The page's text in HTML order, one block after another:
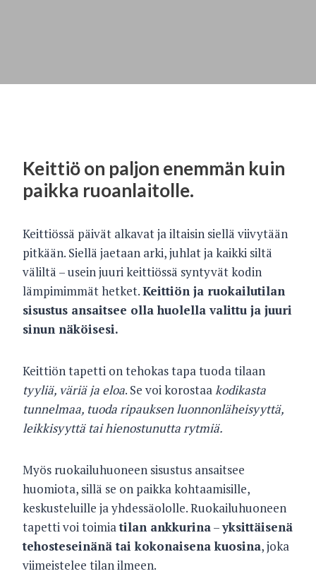
Keittiö on paljon enemmän kuin
paikka ruoanlaitolle.
Keittiössä päivät alkavat ja iltaisin siellä viivytään
pitkään. Siellä jaetaan arki, juhlat ja kaikki siltä
väliltä – usein juuri keittiössä syntyvät kodin
lämpimimmät hetket.Keittiön ja ruokailutilan
sisustus ansaitsee olla huolella valittu ja juuri
sinun näköisesi.
Keittiön tapetti on tehokas tapa tuoda tilaan
tyyliä, väriä ja eloa. Se voi korostaakodikasta
tunnelmaa, tuoda ripauksen luonnonläheisyyttä,
leikkisyyttä tai hienostunutta rytmiä.
Myös ruokailuhuoneen sisustus ansaitsee
huomiota, sillä se on paikka kohtaamisille,
keskusteluille ja yhdessäololle. Ruokailuhuoneen
tapetti voi toimiatilan ankkurina–yksittäisenä
tehosteseinänä tai kokonaisena kuosina, joka
viimeistelee tilan ilmeen.